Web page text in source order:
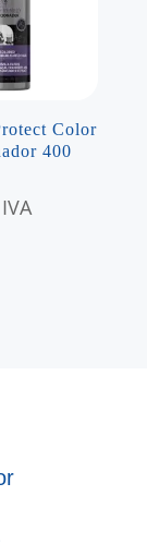
Color
400